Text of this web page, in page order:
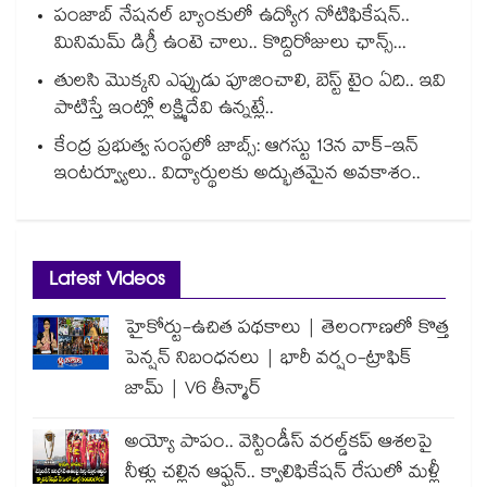
పంజాబ్ నేషనల్ బ్యాంకులో ఉద్యోగ నోటిఫికేషన్..
మినిమమ్ డిగ్రీ ఉంటె చాలు.. కొద్దిరోజులు ఛాన్స్...
తులసి మొక్కని ఎప్పుడు పూజించాలి, బెస్ట్ టైం ఏది.. ఇవి
పాటిస్తే ఇంట్లో లక్ష్మిదేవి ఉన్నట్లే..
కేంద్ర ప్రభుత్వ సంస్థలో జాబ్స్: ఆగస్టు 13న వాక్-ఇన్
ఇంటర్వ్యూలు.. విద్యార్థులకు అద్భుతమైన అవకాశం..
Latest Videos
హైకోర్టు-ఉచిత పథకాలు | తెలంగాణలో కొత్త
పెన్షన్ నిబంధనలు | భారీ వర్షం-ట్రాఫిక్
జామ్ | V6 తీన్మార్
అయ్యో పాపం.. వెస్టిండీస్ వరల్డ్‌కప్ ఆశలపై
నీళ్లు చల్లిన ఆఫ్ఘన్.. క్వాలిఫికేషన్ రేసులో మళ్లీ